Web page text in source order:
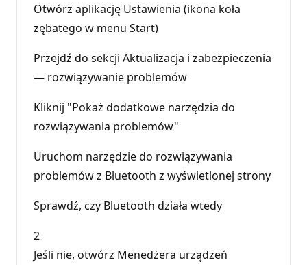
Otwórz aplikację Ustawienia (ikona koła
zębatego w menu Start)
Przejdź do sekcji Aktualizacja i zabezpieczenia
— rozwiązywanie problemów
Kliknij "Pokaż dodatkowe narzędzia do
rozwiązywania problemów"
Uruchom narzędzie do rozwiązywania
problemów z Bluetooth z wyświetlonej strony
Sprawdź, czy Bluetooth działa wtedy
2
Jeśli nie, otwórz Menedżera urządzeń